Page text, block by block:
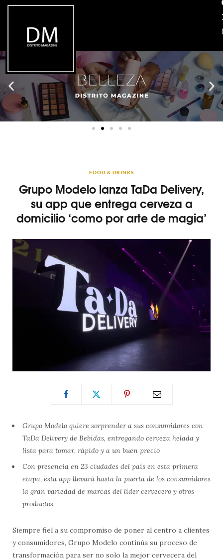
FOOD & DRINKS
Grupo Modelo lanza TaDa Delivery,
su app que entrega cerveza a
domicilio ‘como por arte de magia’
Grupo Modelo quiere sorprender a sus consumidores con
TaDa Delivery de Bebidas, entregando cerveza helada y
lista para tomar, rápido y a un buen precio
Con presencia en 23 ciudades del país en esta primera
etapa, esta app llevará hasta la puerta de los consumidores
la gran variedad de marcas del líder cervecero y otros
productos.
Siempre fiel a su compromiso de poner al centro a clientes
y consumidores, Grupo Modelo continúa su proceso de
transformación para ser no solo la mejor cervecera del